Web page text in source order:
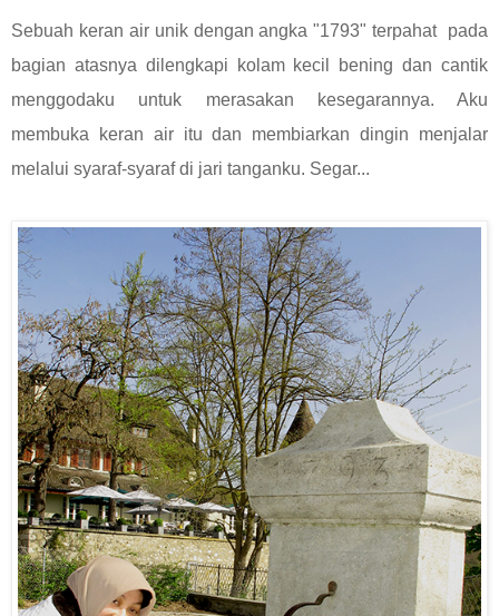
Sebuah keran air unik dengan angka "1793" terpahat pada
bagian atasnya dilengkapi kolam kecil bening dan cantik
menggodaku untuk merasakan kesegarannya. Aku
membuka keran air itu dan membiarkan dingin menjalar
melalui syaraf-syaraf di jari tanganku. Segar...